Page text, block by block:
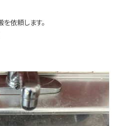
依頼します。